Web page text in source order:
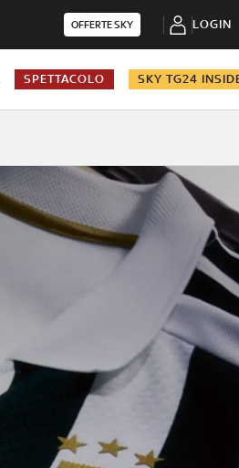
OFFERTE SKY LOGIN
SPETTACOLO SKY TG24